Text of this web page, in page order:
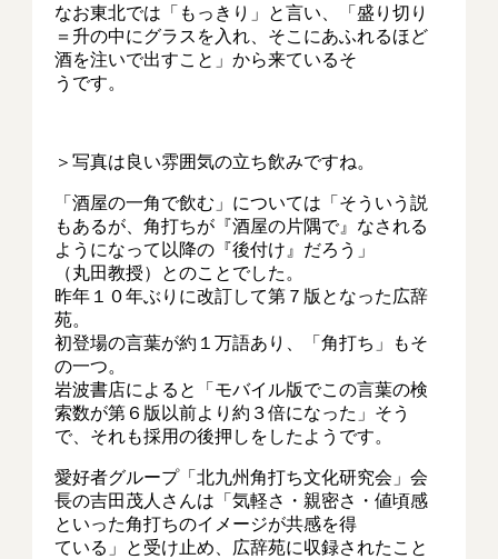
なお東北では「もっきり」と言い、「盛り切り
＝升の中にグラスを入れ、そこにあふれるほど
酒を注いで出すこと」から来ているそ
うです。
＞写真は良い雰囲気の立ち飲みですね。
「酒屋の一角で飲む」については「そういう説
もあるが、角打ちが『酒屋の片隅で』なされる
ようになって以降の『後付け』だろう」
（丸田教授）とのことでした。
昨年１０年ぶりに改訂して第７版となった広辞
苑。
初登場の言葉が約１万語あり、「角打ち」もそ
の一つ。
岩波書店によると「モバイル版でこの言葉の検
索数が第６版以前より約３倍になった」そう
で、それも採用の後押しをしたようです。
愛好者グループ「北九州角打ち文化研究会」会
長の吉田茂人さんは「気軽さ・親密さ・値頃感
といった角打ちのイメージが共感を得
ている」と受け止め、広辞苑に収録されたこと